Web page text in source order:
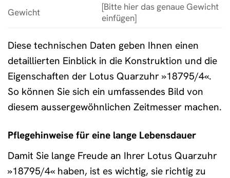
Gewicht
[Bitte hier das genaue Gewicht
einfügen]
Diese technischen Daten geben Ihnen einen
detaillierten Einblick in die Konstruktion und die
Eigenschaften der Lotus Quarzuhr »18795/4«.
So können Sie sich ein umfassendes Bild von
diesem aussergewöhnlichen Zeitmesser machen.
Pflegehinweise für eine lange Lebensdauer
Damit Sie lange Freude an Ihrer Lotus Quarzuhr
»18795/4« haben, ist es wichtig, sie richtig zu